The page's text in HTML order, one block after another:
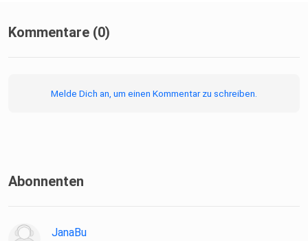
Kommentare (0)
Melde Dich an, um einen Kommentar zu schreiben.
Abonnenten
JanaBu